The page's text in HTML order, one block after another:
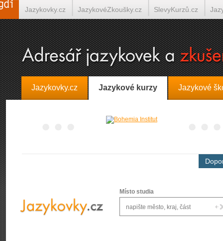
Jazykovky.cz Jazykové kurzy Jazykové
Místo studia
Jazykovky.cz JazykovéZkoušky.cz SlevyKurzů.cz
Španělština on-line Italština on-line Tlumočení-